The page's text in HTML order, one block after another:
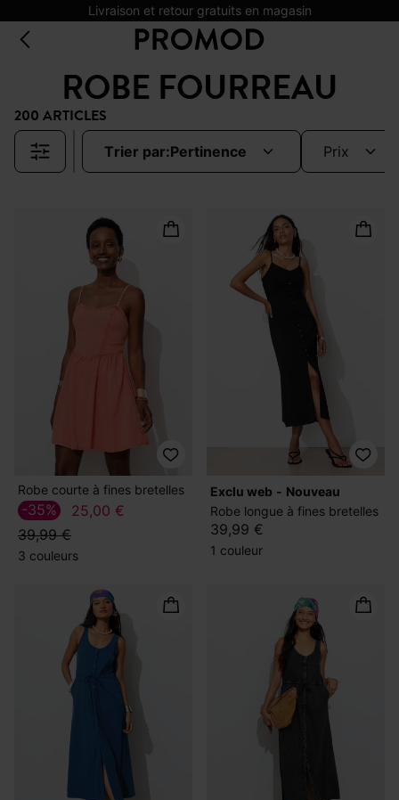
Livraison et retour gratuits en magasin
ROBE FOURREAU
200 ARTICLES
trier par: pertinence prix
Robe courte à fines bretelles
25,00 €
39,99 €
-35%
3 couleurs
exclu web
nouveau
Robe longue à fines bretelles
39,99 €
1 couleur